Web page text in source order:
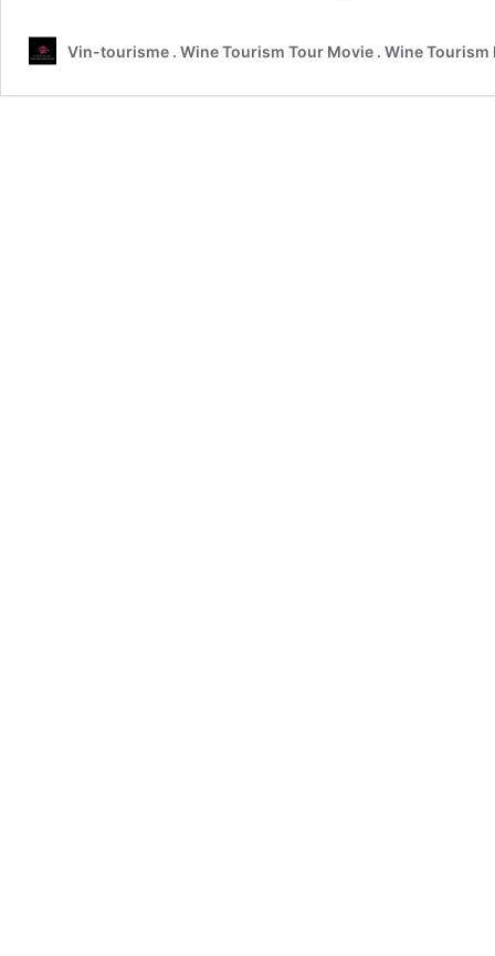
Vin-tourisme . Wine Tourism Tour Movie . Wine Tourism